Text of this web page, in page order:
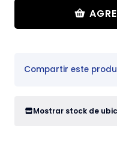
Compartir este
Mostrar stock de